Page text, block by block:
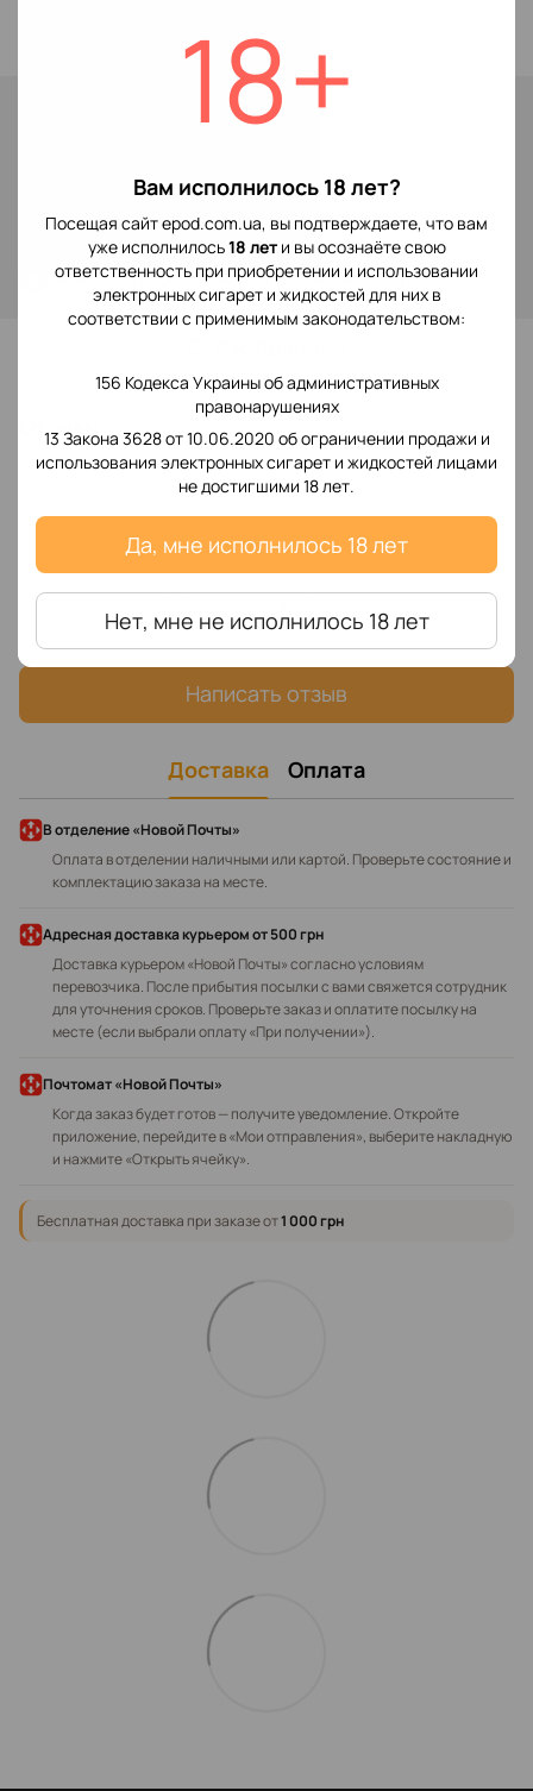
18+
Вам исполнилось 18 лет?
Посещая сайт epod.com.ua, вы подтверждаете, что вам
уже исполнилось18 лети вы осознаёте свою
ответственность при приобретении и использовании
электронных сигарет и жидкостей для них в
соответствии с применимым законодательством:
156 Кодекса Украины об административных
правонарушениях
13 Закона 3628 от 10.06.2020 об ограничении продажи и
использования электронных сигарет и жидкостей лицами
не достигшими 18 лет.
Да, мне исполнилось 18 лет
Нет, мне не исполнилось 18 лет
Сообщить, когда появится
Войтидля отображения накопительной скидки
Отзывы
Написать отзыв
Доставка Оплата
В отделение «Новой Почты»
Оплата в отделении наличными или картой. Проверьте состояние и
комплектацию заказа на месте.
Адресная доставка курьеромот 500 грн
Доставка курьером «Новой Почты» согласно условиям
перевозчика. После прибытия посылки с вами свяжется сотрудник
для уточнения сроков. Проверьте заказ и оплатите посылку на
месте (если выбрали оплату «При получении»).
Почтомат «Новой Почты»
Когда заказ будет готов — получите уведомление. Откройте
приложение, перейдите в «Мои отправления», выберите накладную
и нажмите «Открыть ячейку».
Бесплатная доставка при заказе от1 000 грн